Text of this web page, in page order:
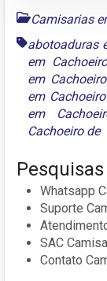
Camisarias
abotoaduras
em
em
em
em
Cachoeiro de
Whatsapp
Suporte
SAC
Contato